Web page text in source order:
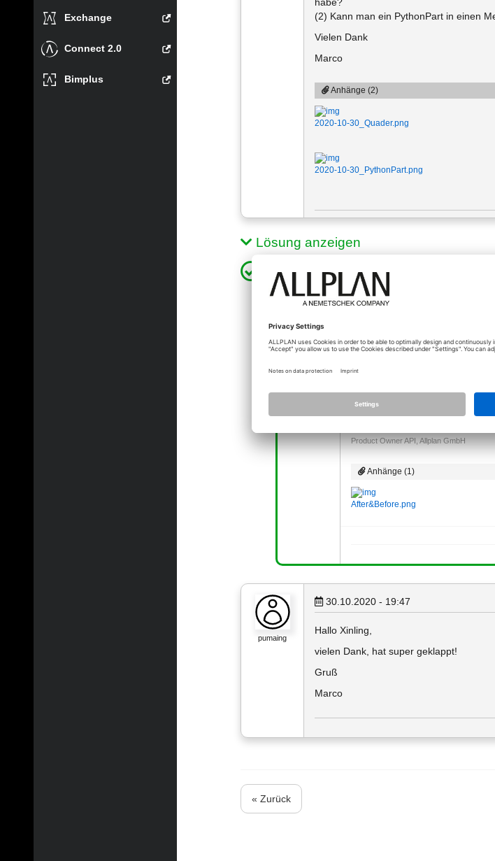
Exchange
Connect 2.0
Bimplus
(2) Kann man ein PythonPart in einen
Vielen Dank
Marco
Anhänge (2)
2020-10-30_Quader.png
2020-10-30_PythonPart.png
Lösung anzeigen
30.10.2020 - 09:42
Hallo Marco,
Wenn du das PythonPart-
Allplan Objekte. Welche
Skript erzeugt worden sind.
Nur nach der Auflösung des
VG
Xinling
Product Owner API, Allplan GmbH
Anhänge (1)
After&Before.png
pumaing
30.10.2020 - 19:47
Hallo Xinling,
vielen Dank, hat super geklappt!
Gruß
Marco
« Zurück